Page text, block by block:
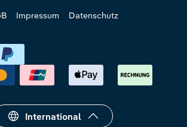
Impressum Datenschutz
International